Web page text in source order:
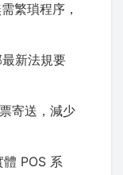
繁瑣程序，
最新法規要
寄送，減少
體 POS 系